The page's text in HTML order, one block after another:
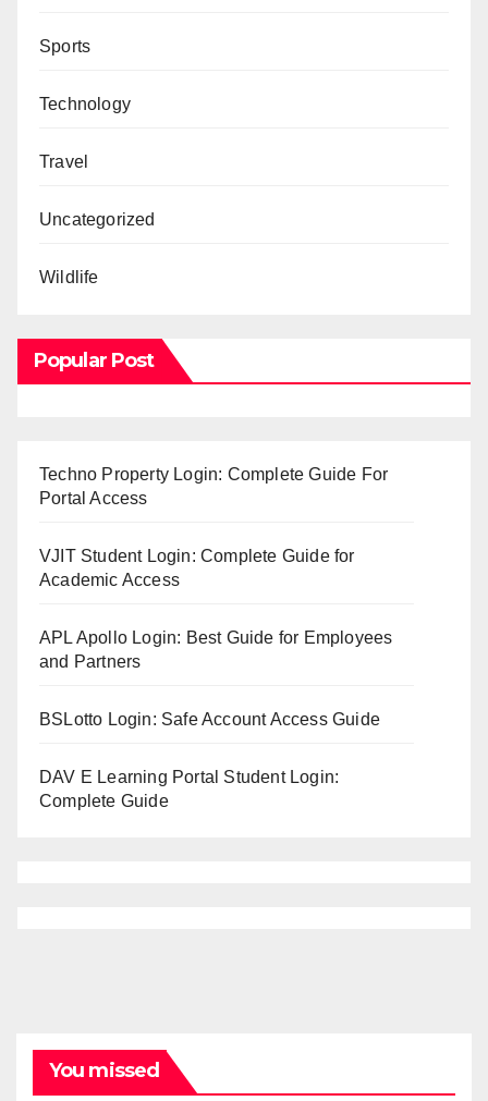
Sports
Technology
Travel
Uncategorized
Wildlife
Popular Post
Techno Property Login: Complete Guide For
Portal Access
VJIT Student Login: Complete Guide for
Academic Access
APL Apollo Login: Best Guide for Employees
and Partners
BSLotto Login: Safe Account Access Guide
DAV E Learning Portal Student Login:
Complete Guide
You missed